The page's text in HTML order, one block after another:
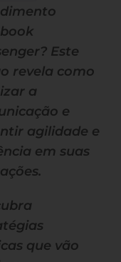
Este
revela como
a
e
agilidade e
em suas
que vão